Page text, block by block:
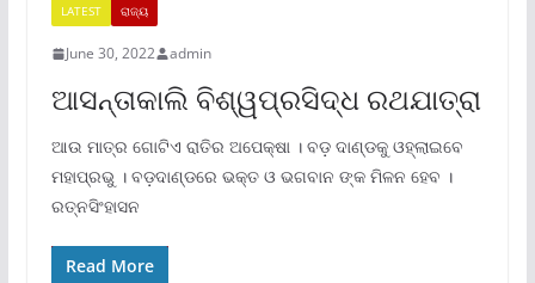
LATEST ରାଜ୍ୟ
June 30, 2022 admin
ଆସନ୍ତାକାଲି ବିଶ୍ୱପ୍ରସିଦ୍ଧ ରଥଯାତ୍ରା
ଆଉ ମାତ୍ର ଗୋଟିଏ ରାତିର ଅପେକ୍ଷା । ବଡ଼ ଦାଣ୍ଡକୁ ଓହ୍ଲାଇବେ
ମହାପ୍ରଭୁ । ବଡ଼ଦାଣ୍ଡରେ ଭକ୍ତ ଓ ଭଗବାନ ଙ୍କ ମିଳନ ହେବ ।
ରତ୍ନସିଂହାସନ
Read More